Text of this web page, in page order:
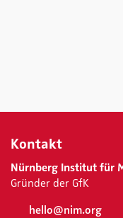
Kontakt
Nürnberg Institut für
Gründer der GfK
hello@nim.org